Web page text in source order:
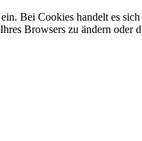
Bei Cookies handelt es
Browsers zu ändern